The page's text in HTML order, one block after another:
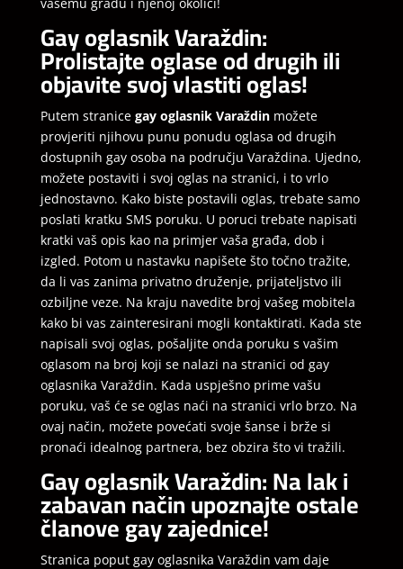
Gay oglasnik Varaždin:
Prolistajte oglase od drugih ili
objavite svoj vlastiti oglas!
Putem stranice gay oglasnik Varaždinmožete
provjeriti njihovu punu ponudu oglasa od drugih
dostupnih gay osoba na području Varaždina. Ujedno,
možete postaviti i svoj oglas na stranici, i to vrlo
jednostavno. Kako biste postavili oglas, trebate samo
poslati kratku SMS poruku. U poruci trebate napisati
kratki vaš opis kao na primjer vaša građa, dob i
izgled. Potom u nastavku napišete što točno tražite,
da li vas zanima privatno druženje, prijateljstvo ili
ozbiljne veze. Na kraju navedite broj vašeg mobitela
kako bi vas zainteresirani mogli kontaktirati. Kada ste
napisali svoj oglas, pošaljite onda poruku s vašim
oglasom na broj koji se nalazi na stranici od gay
oglasnika Varaždin. Kada uspješno prime vašu
poruku, vaš će se oglas naći na stranici vrlo brzo. Na
ovaj način, možete povećati svoje šanse i brže si
pronaći idealnog partnera, bez obzira što vi tražili.
Gay oglasnik Varaždin: Na lak i
zabavan način upoznajte ostale
članove gay zajednice!
Stranica poput gay oglasnika Varaždin vam daje